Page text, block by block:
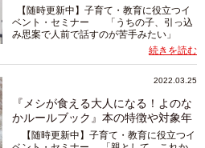
ナウ...
【随時更新中】子育て・教育に役立つイ
ベント・セミナー 「うちの子、引っ込
み思案で人前で話すのが苦手みたい」
「授業で手を挙げて発表できる子になって
ほしい…」 おとなしいわが子が少し心...
続きを読む
2022.03.25
『メシが食える大人になる！よのな
かルールブック』本の特徴や対象年
齢は...
【随時更新中】子育て・教育に役立つイ